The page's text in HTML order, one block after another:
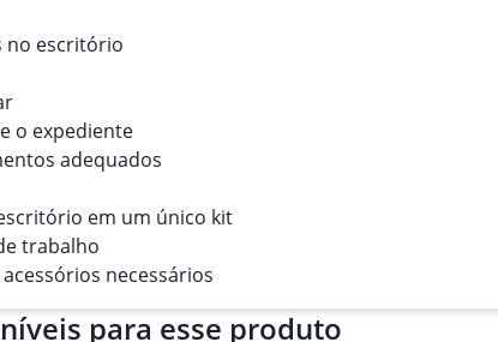
no escritório
o expediente
adequados
em um único kit
trabalho
necessários
para esse produto